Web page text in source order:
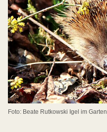
Foto: Beate Rutkowski Igel im Garten